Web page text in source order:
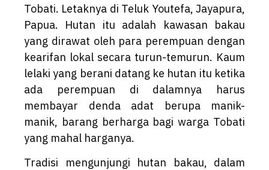
Tobati. Letaknya di Teluk Youtefa, Jayapura,
Papua. Hutan itu adalah kawasan bakau
yang dirawat oleh para perempuan dengan
kearifan lokal secara turun-temurun. Kaum
lelaki yang berani datang ke hutan itu ketika
ada perempuan di dalamnya harus
membayar denda adat berupa manik-
manik, barang berharga bagi warga Tobati
yang mahal harganya.
Tradisi mengunjungi hutan bakau, dalam